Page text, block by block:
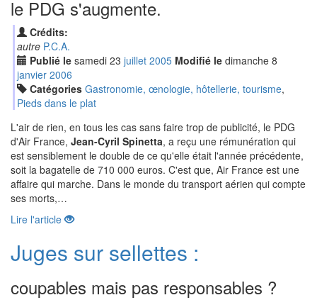
le PDG s'augmente.
Crédits:
autre P.C.A.
Publié le samedi 23 juillet 2005 Modifié le dimanche 8
janvier 2006
Catégories Gastronomie, œnologie, hôtellerie, tourisme,
Pieds dans le plat
L'air de rien, en tous les cas sans faire trop de publicité, le PDG
d'Air France, Jean-Cyril Spinetta, a reçu une rémunération qui
est sensiblement le double de ce qu'elle était l'année précédente,
soit la bagatelle de 710 000 euros. C'est que, Air France est une
affaire qui marche. Dans le monde du transport aérien qui compte
ses morts,…
Lire l'article
Juges sur sellettes :
coupables mais pas responsables ?